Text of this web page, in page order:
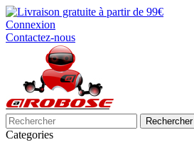
Connexion
Contactez-nous
Rechercher
Categories